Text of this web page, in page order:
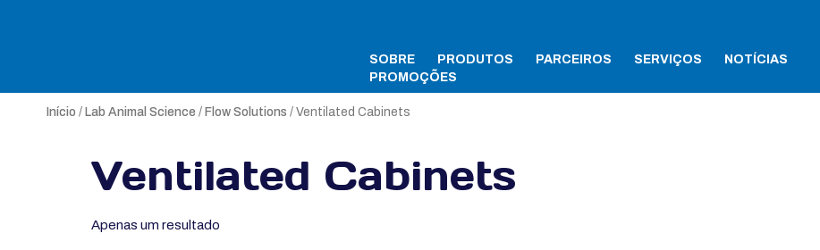
SOBRE PRODUTOS PARCEIROS SERVIÇOS
NOTÍCIAS
PROMOÇÕES
Início / Lab Animal Science / Flow Solutions / Ventilated Cabinets
Ventilated Cabinets
Apenas um resultado